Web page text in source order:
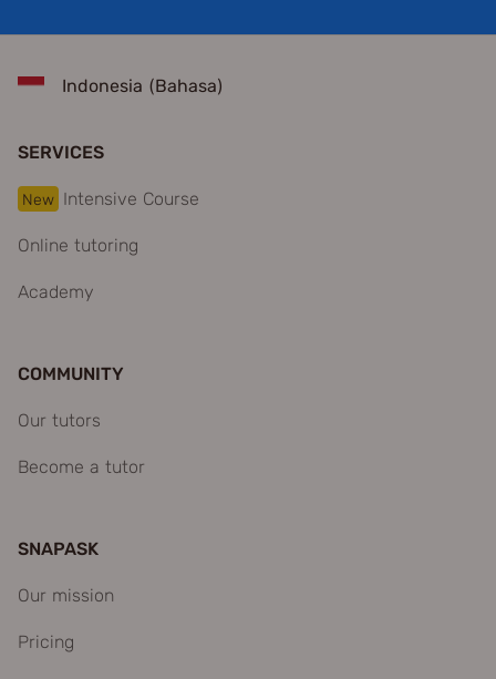
Indonesia (Bahasa)
SERVICES
New Intensive Course
Online tutoring
Academy
COMMUNITY
Our tutors
Become a tutor
SNAPASK
Our mission
Pricing